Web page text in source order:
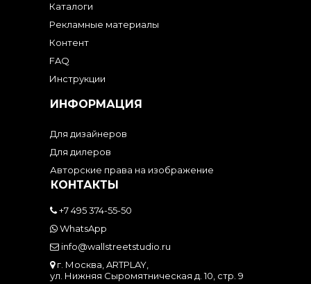
Каталоги
Рекламные материалы
Контент
FAQ
Инструкции
ИНФОРМАЦИЯ
Для дизайнеров
Для дилеров
Авторские права на изображение
КОНТАКТЫ
+7 495 374-55-50
WhatsApp
info@wallstreetstudio.ru
г. Москва, ARTPLAY,
ул. Нижняя Сыромятническая д. 10, стр. 9